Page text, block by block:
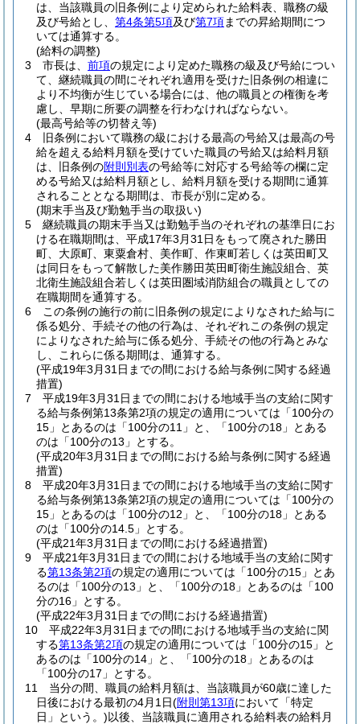
は、当該職員の旧条例により定められた給料表、職務の級
及び号給とし、 第4条第5項及び第7項までの昇給期間につ
いては通算する。
(給料の調整)
3
市長は、 前項の規定により定めた職務の級及び号給につい
て、継続職員の間にそれぞれ適用を受けた旧条例の相違に
より不均衡が生じている場合には、他の職員との権衡を考
慮し、早期に所要の調整を行わなければならない。
(最高号給等の切替え等)
4
旧条例において職務の級における最高の号給又は最高の号
給を超える給料月額を受けていた職員の号給又は給料月額
は、旧条例の附則別表の号給等に対応する号給等の欄に定
める号給又は給料月額とし、給料月額を受ける期間に通算
されることとなる期間は、市長が別に定める。
(期末手当及び勤勉手当の取扱い)
5
継続職員の期末手当又は勤勉手当のそれぞれの基準日にお
ける在職期間は、平成17年3月31日をもって廃された勝田
町、大原町、東粟倉村、美作町、作東町若しくは英田町又
は同日をもって解散した美作勝田英田町衛生施設組合、英
北衛生施設組合若しくは英田圏域消防組合の職員としての
在職期間を通算する。
6
この条例の施行の前に旧条例の規定によりなされた給与に
係る処分、手続その他の行為は、それぞれこの条例の規定
によりなされた給与に係る処分、手続その他の行為とみな
し、これらに係る期間は、通算する。
(平成19年3月31日までの間における給与条例に関する経過
措置)
7
平成19年3月31日までの間における地域手当の支給に関す
る給与条例第13条第2項の規定の適用については「100分の
15」とあるのは「100分の11」と、「100分の18」とある
のは「100分の13」とする。
(平成20年3月31日までの間における給与条例に関する経過
措置)
8
平成20年3月31日までの間における地域手当の支給に関す
る給与条例第13条第2項の規定の適用については「100分の
15」とあるのは「100分の12」と、「100分の18」とある
のは「100分の14.5」とする。
(平成21年3月31日までの間における経過措置)
9
平成21年3月31日までの間における地域手当の支給に関す
る第13条第2項の規定の適用については「100分の15」とあ
るのは「100分の13」と、「100分の18」とあるのは「100
分の16」とする。
(平成22年3月31日までの間における経過措置)
10
平成22年3月31日までの間における地域手当の支給に関
する第13条第2項の規定の適用については「100分の15」と
あるのは「100分の14」と、「100分の18」とあるのは
「100分の17」とする。
11
当分の間、職員の給料月額は、当該職員が60歳に達した
日後における最初の4月1日(附則第13項において「特定
日」という。)以後、当該職員に適用される給料表の給料月